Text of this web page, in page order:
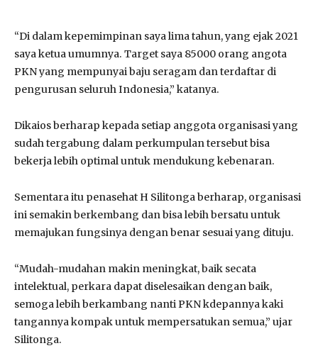
“Di dalam kepemimpinan saya lima tahun, yang ejak 2021
saya ketua umumnya. Target saya 85000 orang angota
PKN yang mempunyai baju seragam dan terdaftar di
pengurusan seluruh Indonesia,” katanya.
Dikaios berharap kepada setiap anggota organisasi yang
sudah tergabung dalam perkumpulan tersebut bisa
bekerja lebih optimal untuk mendukung kebenaran.
Sementara itu penasehat H Silitonga berharap, organisasi
ini semakin berkembang dan bisa lebih bersatu untuk
memajukan fungsinya dengan benar sesuai yang dituju.
“Mudah-mudahan makin meningkat, baik secata
intelektual, perkara dapat diselesaikan dengan baik,
semoga lebih berkambang nanti PKN kdepannya kaki
tangannya kompak untuk mempersatukan semua,” ujar
Silitonga.